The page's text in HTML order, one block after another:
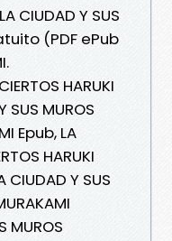
CIUDAD Y SUS
(PDF ePub
HARUKI
SUS MUROS
Epub, LA
HARUKI
CIUDAD Y SUS
MUROS